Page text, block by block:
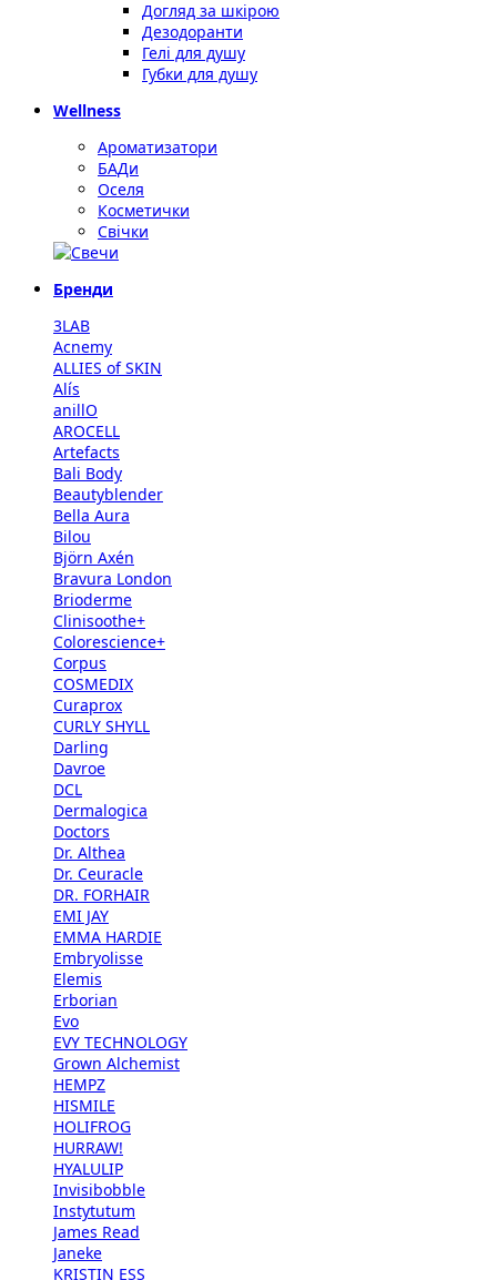
Догляд за шкірою
Дезодоранти
Гелі для душу
Губки для душу
Wellness
Ароматизатори
БАДи
Оселя
Косметички
Свічки
Бренди
3LAB
Acnemy
ALLIES of SKIN
Alís
anillO
AROCELL
Artefacts
Bali Body
Beautyblender
Bella Aura
Bilou
Björn Axén
Bravura London
Brioderme
Clinisoothe+
Colorescience+
Corpus
COSMEDIX
Curaprox
CURLY SHYLL
Darling
Davroe
DCL
Dermalogica
Doctors
Dr. Althea
Dr. Ceuracle
DR. FORHAIR
EMI JAY
EMMA HARDIE
Embryolisse
Elemis
Erborian
Evo
EVY TECHNOLOGY
Grown Alchemist
HEMPZ
HISMILE
HOLIFROG
HURRAW!
HYALULIP
Invisibobble
Instytutum
James Read
Janeke
KRISTIN ESS